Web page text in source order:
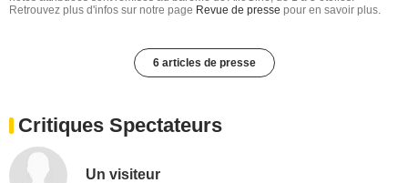
Retrouvez plus d'infos sur notre page Revue de presse pour en savoir plus.
6 articles de presse
Critiques Spectateurs
Un visiteur